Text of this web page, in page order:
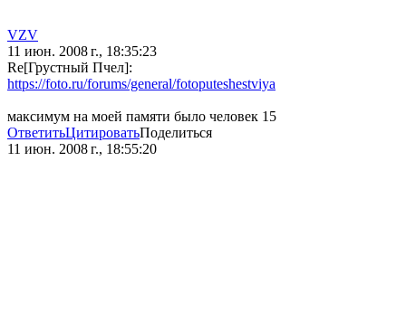
VZV
11 июн. 2008 г., 18:35:23
Re[Грустный Пчел]:
https://foto.ru/forums/general/fotoputeshestviya
максимум на моей памяти было человек 15
ОтветитьЦитироватьПоделиться
11 июн. 2008 г., 18:55:20